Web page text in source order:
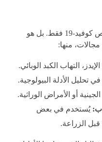
تحليل PCR لا يقتصر على تشخيص كوفيد-19 فقط. بل هو
منها:
التهاب الكبد الوبائي.
تحليل الأدلة البيولوجية.
أو الأمراض الوراثية.
يُستخدم في بعض
قبل الزراعة.